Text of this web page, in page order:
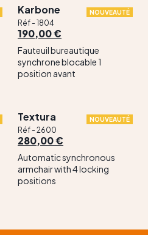
NOUVEAUTÉ
Karbone
Réf - 1804
190,00 €
Fauteuil bureautique
synchrone blocable 1
position avant
NOUVEAUTÉ
Textura
Réf - 2600
280,00 €
Automatic synchronous
armchair with 4 locking
positions